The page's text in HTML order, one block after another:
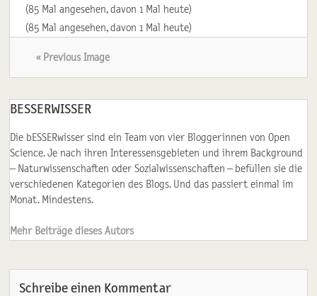
(85 Mal angesehen, davon 1 Mal heute)
(85 Mal angesehen, davon 1 Mal heute)
« Previous Image
BESSERWISSER
Die bESSERwisser sind ein Team von vier Bloggerinnen von Open
Science. Je nach ihren Interessensgebieten und ihrem Background
– Naturwissenschaften oder Sozialwissenschaften – befüllen sie die
verschiedenen Kategorien des Blogs. Und das passiert einmal im
Monat. Mindestens.
Mehr Beiträge dieses Autors
Schreibe einen Kommentar